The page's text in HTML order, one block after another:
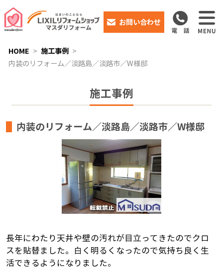
お問い合わせ
HOME
施工事例
内装のリフォーム／淡路島／淡路市／W様邸
施工事例
内装のリフォーム／淡路島／淡路市／W様邸
長年にわたり天井や壁の汚れが目立ってきたのでクロ
スを貼替ました。白く明るくなったので気持ち良く生
活できるようになりました。